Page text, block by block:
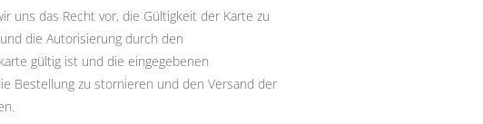
uns das Recht vor, die Gültigkeit der Karte zu
die Autorisierung durch den
gültig ist und die eingegebenen
Bestellung zu stornieren und den Versand der